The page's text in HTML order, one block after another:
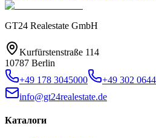
GT24 Realestate GmbH
Kurfürstenstraße 114
10787 Berlin
+49 178 3045000
+49 302
info@gt24realestate.de
Каталоги